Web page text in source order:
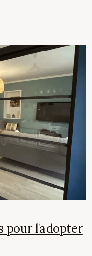
pour l’adopter